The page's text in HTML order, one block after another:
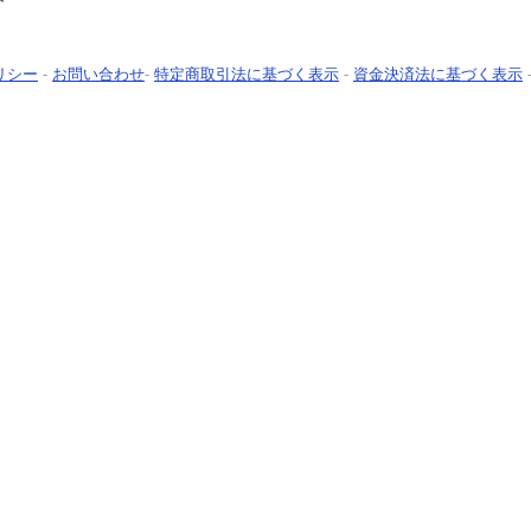
シー - お問い合わせ- 特定商取引法に基づく表示 - 資金決済法に基づく表示 -